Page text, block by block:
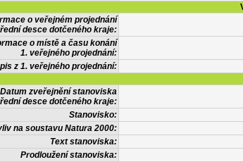
o veřejném projednání
desce dotčeného kraje:
o místě a času konání
1. veřejného projednání:
z 1. veřejného projednání:
Datum zveřejnění stanoviska
desce dotčeného kraje:
Stanovisko:
na soustavu Natura 2000:
Text stanoviska:
Prodloužení stanoviska: